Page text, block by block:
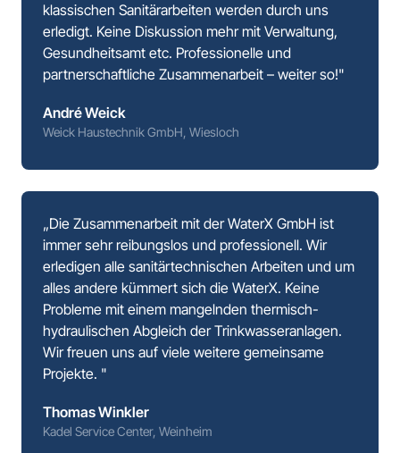
klassischen Sanitärarbeiten werden durch uns
erledigt. Keine Diskussion mehr mit Verwaltung,
Gesundheitsamt etc. Professionelle und
partnerschaftliche Zusammenarbeit – weiter so!"
André Weick
Weick Haustechnik GmbH, Wiesloch
„Die Zusammenarbeit mit der WaterX GmbH ist
immer sehr reibungslos und professionell. Wir
erledigen alle sanitärtechnischen Arbeiten und um
alles andere kümmert sich die WaterX. Keine
Probleme mit einem mangelnden thermisch-
hydraulischen Abgleich der Trinkwasseranlagen.
Wir freuen uns auf viele weitere gemeinsame
Projekte. "
Thomas Winkler
Kadel Service Center, Weinheim